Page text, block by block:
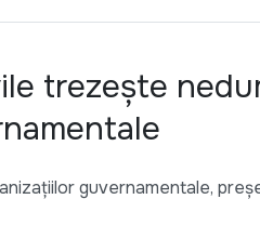
trezeşte
guvernamentale,